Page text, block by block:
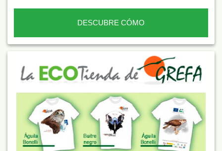
DESCUBRE CÓMO